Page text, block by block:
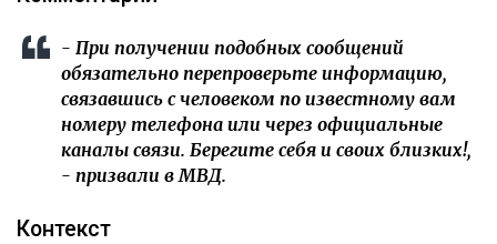
- При получении подобных сообщений
обязательно перепроверьте информацию,
связавшись с человеком по известному вам
номеру телефона или через официальные
каналы связи. Берегите себя и своих близких!,
- призвали в МВД.
Контекст